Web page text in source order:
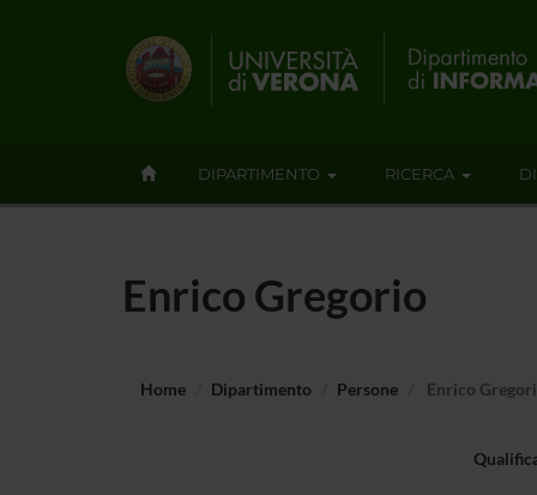
DIPARTIMENTO RICERCA
Enrico Gregorio
Home Dipartimento Persone Enrico